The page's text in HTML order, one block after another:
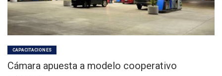
CAPACITACIONES
Cámara apuesta a modelo cooperativo